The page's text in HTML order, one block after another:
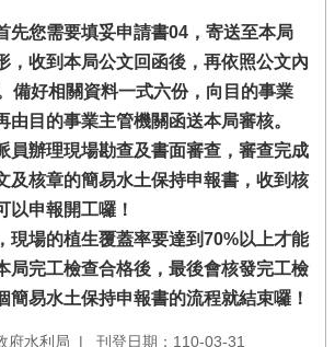
您需要填妥申請書04，寄送至本局
，收到本局公文回函後，再依照公文內
備好相關資料一式六份，向目的事業
由目的事業主管機關函送本局審核。
辦理現場勘查及書面審查，審查完成
及核章的簡易水土保持申報書，收到核
以申報開工囉！
場的植生覆蓋率要達到70%以上才能
局完工檢查合格後，最後會核發完工檢
簡易水土保持申報書的流程就結束囉！
府水利局 刊登日期：110-03-31